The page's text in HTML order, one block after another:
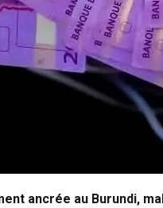
ancrée au Burundi,